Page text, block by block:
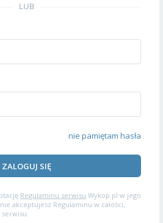
LUB
nie pamiętam hasła
ZALOGUJ SIĘ
Regulaminu serwisu Wykop.pl w jego
akceptujesz Regulaminu w całości,